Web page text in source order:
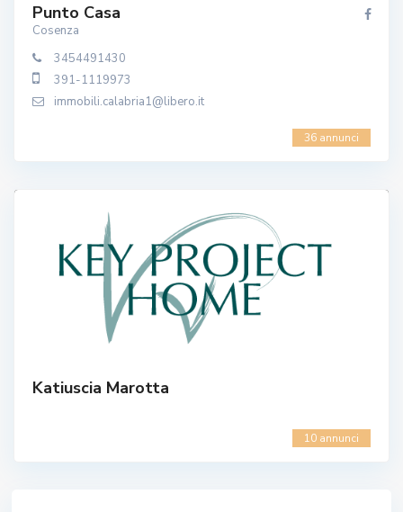
Punto Casa
Cosenza
3454491430
391-1119973
immobili.calabria1@libero.it
36 annunci
Katiuscia Marotta
10 annunci